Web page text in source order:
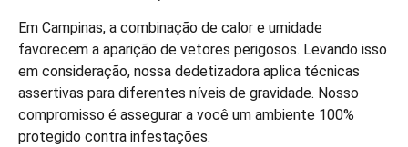
Em Campinas, a combinação de calor e umidade
favorecem a aparição de vetores perigosos. Levando isso
em consideração, nossa dedetizadora aplica técnicas
assertivas para diferentes níveis de gravidade. Nosso
compromisso é assegurar a você um ambiente 100%
protegido contra infestações.